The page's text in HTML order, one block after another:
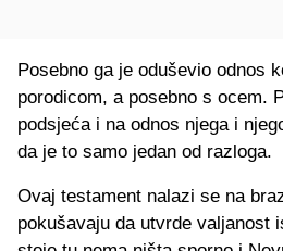
Posebno ga je oduševio odnos
porodicom, a posebno s ocem.
podsjeća i na odnos njega i
da je to samo jedan od razloga.
Ovaj testament nalazi se na
pokušavaju da utvrde valjanost